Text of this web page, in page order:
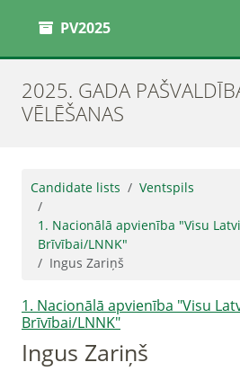
PV2025
2025. GADA
VĒLĒŠANAS
Candidate lists Ventspils
1. Nacionālā apvienība "Visu
Brīvībai/LNNK"
Ingus Zariņš
1. Nacionālā apvienība "Visu
Brīvībai/LNNK"
Ingus Zariņš